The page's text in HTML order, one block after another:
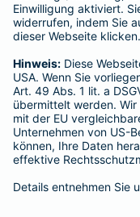
Der Dackel Balu
frisst er leider eine mit
Notfalls nimmt der
Besitzer muss eine
Basis-Schutz der
im tierärztlichen
der